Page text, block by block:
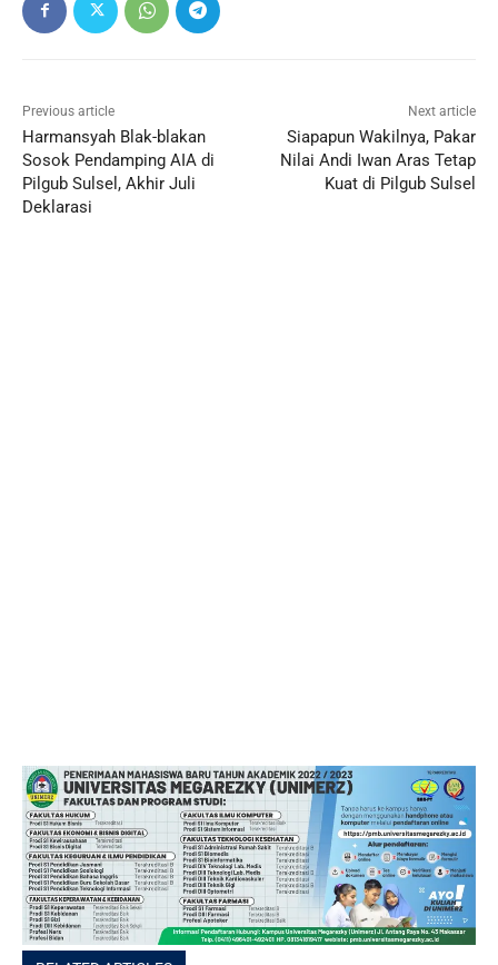
Previous article
Harmansyah Blak-blakan
Sosok Pendamping AIA di
Pilgub Sulsel, Akhir Juli
Deklarasi
Next article
Siapapun Wakilnya, Pakar
Nilai Andi Iwan Aras Tetap
Kuat di Pilgub Sulsel